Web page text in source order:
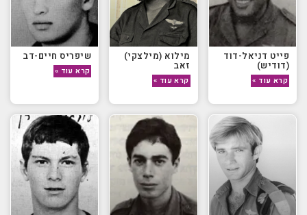
פייט דניאל-דוד
(דודיש)
קרא עוד »
מילוא (מילצקי)
זאב
קרא עוד »
שיפריס חיים-דב
קרא עוד »